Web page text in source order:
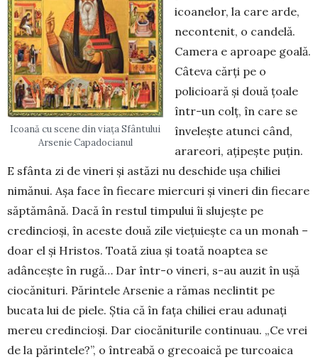
Icoană cu scene din viața Sfântului
Arsenie Capadocianul
icoanelor, la care arde,
necontenit, o candelă.
Camera e aproa­pe goală.
Câteva cărți pe o
policioară și două țoale
într-un colț, în care se
învelește atunci când,
ara­reori, ațipește puțin.
E sfânta zi de vineri și astăzi nu deschide ușa chiliei
nimănui. Așa face în fiecare miercuri și vineri din fiecare
săptămână. Dacă în restul timpului îi slujește pe
credincioși, în aceste două zile viețuiește ca un monah –
doar el și Hristos. Toată ziua și toată noaptea se
adâncește în rugă… Dar într-o vineri, s-au auzit în ușă
ciocănituri. Părin­tele Arsenie a rămas neclintit pe
bucata lui de piele. Știa că în fața chiliei erau adunați
mereu credincioși. Dar ciocăniturile continuau. „Ce vrei
de la părin­tele?”, o întreabă o grecoaică pe turcoaica